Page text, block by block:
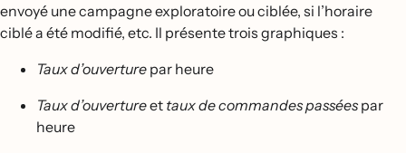
envoyé une campagne exploratoire ou ciblée, si l’horaire
ciblé a été modifié, etc. Il présente trois graphiques :
Taux d’ouverture par heure
Taux d’ouvertureet taux de commandes passéespar
heure